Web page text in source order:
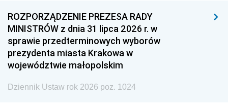
ROZPORZĄDZENIE PREZESA RADY
MINISTRÓW z dnia 31 lipca 2026 r. w
sprawie przedterminowych wyborów
prezydenta miasta Krakowa w
województwie małopolskim
Dziennik Ustaw rok 2026 poz. 1024